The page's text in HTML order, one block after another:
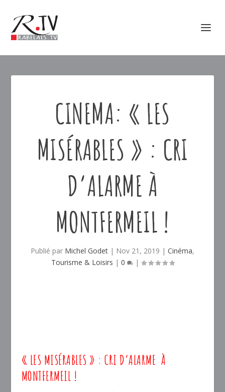
CINEMA: « LES
MISÉRABLES » : CRI
D’ALARME À
MONTFERMEIL !
Publié par Michel Godet | Nov 21, 2019 | Cinéma,
Tourisme & Loisirs | 0 |
« LES MISÉRABLES » : CRI D’ALARME À
MONTFERMEIL !